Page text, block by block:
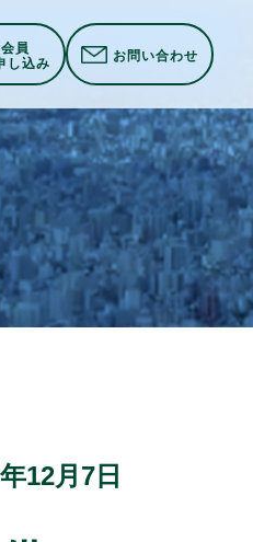
会員
し込み お問い合わせ
12月7日